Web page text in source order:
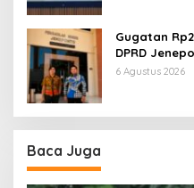
Gugatan
DPRD
Masuk
6 Agustus 2026
Baca Juga